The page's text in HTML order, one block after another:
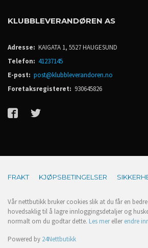
KLUBBLEVERANDØREN AS
Adresse: KAIGATA 1, 5527 HAUGESUND
Telefon: 41237145
E-post: post@klubbleverandoren.no
Foretaksregisteret: 930645826
FRAKT KJØPSBETINGELSER
Vår nettbutikk bruker cookies slik at du får en
hovedsaklig til å lagre innloggingsdetaljer og
normalt om du godtar dette. Les merellerendre
Powered by 24Nettbutikk